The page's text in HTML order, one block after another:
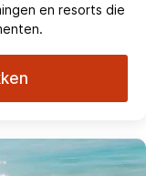
en resorts die